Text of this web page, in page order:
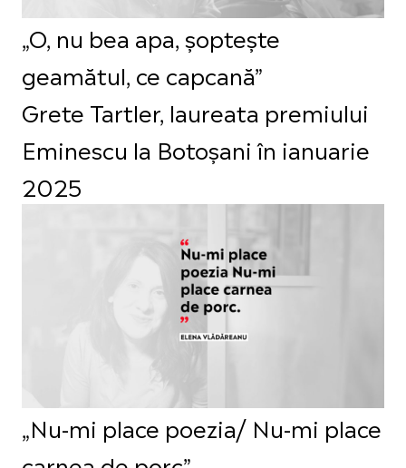
„O, nu bea apa, șoptește
geamătul, ce capcană”
Grete Tartler, laureata premiului
Eminescu la Botoșani în ianuarie
2025
„Nu-mi place poezia/ Nu-mi place